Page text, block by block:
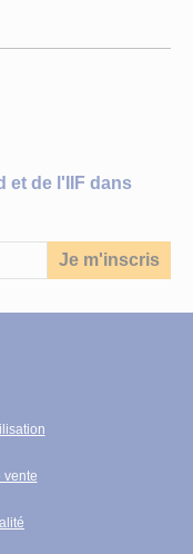
et de l'IIF dans
vente